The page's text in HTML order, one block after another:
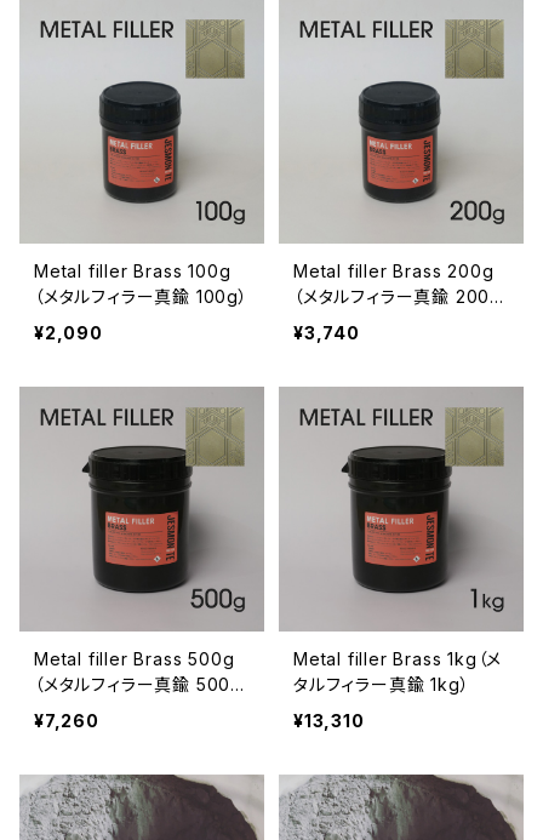
Metal filler Brass 100g
（メタルフィラー真鍮 100g）
¥2,090
Metal filler Brass 200g
（メタルフィラー真鍮 200
g）
¥3,740
Metal filler Brass 500g
（メタルフィラー真鍮 500
g）
¥7,260
Metal filler Brass 1kg（メ
タルフィラー真鍮 1kg）
¥13,310